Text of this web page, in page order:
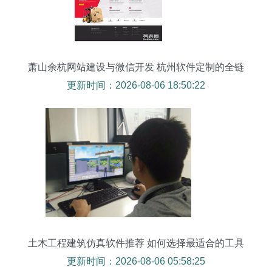
萧山余杭网站建设与微信开发 杭州软件定制的全链
路服务指南
更新时间：2026-08-06 18:50:22
土木工程建筑仿真软件推荐 如何选择最适合的工具
与数据服务赋能行业应用
更新时间：2026-08-06 05:58:25